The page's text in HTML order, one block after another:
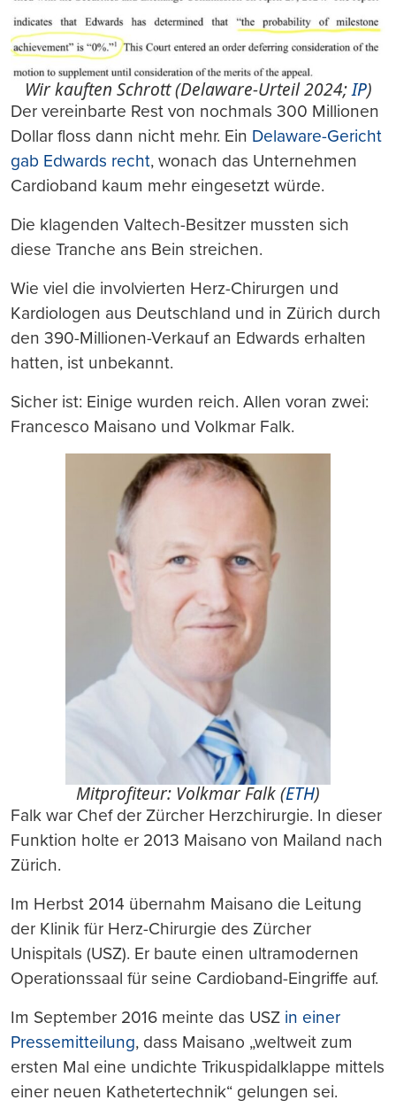
Wir kauften Schrott (Delaware-Urteil 2024;IP)
Der vereinbarte Rest von nochmals 300 Millionen
Dollar floss dann nicht mehr. Ein Delaware-Gericht
gab Edwards recht, wonach das Unternehmen
Cardioband kaum mehr eingesetzt würde.
Die klagenden Valtech-Besitzer mussten sich
diese Tranche ans Bein streichen.
Wie viel die involvierten Herz-Chirurgen und
Kardiologen aus Deutschland und in Zürich durch
den 390-Millionen-Verkauf an Edwards erhalten
hatten, ist unbekannt.
Sicher ist: Einige wurden reich. Allen voran zwei:
Francesco Maisano und Volkmar Falk.
Mitprofiteur: Volkmar Falk (ETH)
Falk war Chef der Zürcher Herzchirurgie. In dieser
Funktion holte er 2013 Maisano von Mailand nach
Zürich.
Im Herbst 2014 übernahm Maisano die Leitung
der Klinik für Herz-Chirurgie des Zürcher
Unispitals (USZ). Er baute einen ultramodernen
Operationssaal für seine Cardioband-Eingriffe auf.
Im September 2016 meinte das USZ in einer
Pressemitteilung, dass Maisano „weltweit zum
ersten Mal eine undichte Trikuspidalklappe mittels
einer neuen Kathetertechnik“ gelungen sei.